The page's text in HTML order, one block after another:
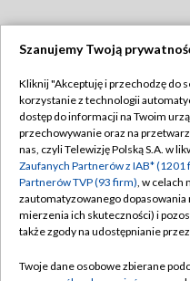
Abonament TVP
Emisja w TVP
Centrum informacji TVP
Naziemna Telewizja
Szanujemy Twoją
Kliknij "Akceptuję i przechodzę do
korzystanie z technologii
dostęp do informacji na Twoim
przechowywanie oraz na
nas, czyli Telewizję Polską S.A. w
Zaufanych Partnerów z IAB* (1201
Partnerów TVP (93 firm), w celach
zautomatyzowanego
mierzenia ich skuteczności) i
także zgody na udostępnianie
Twoje dane osobowe zbierane